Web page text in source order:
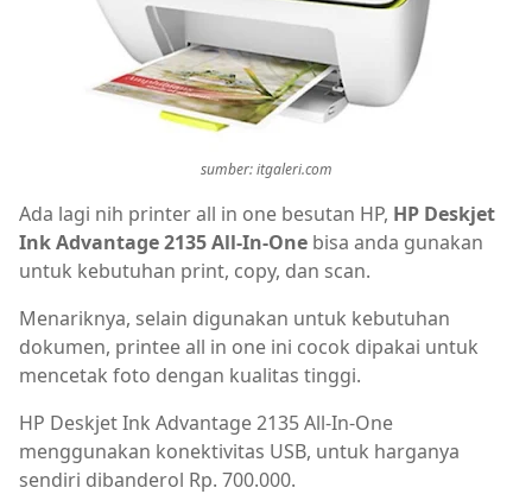
sumber: itgaleri.com
Ada lagi nih printer all in one besutan HP, HP Deskjet
Ink Advantage 2135 All-In-One bisa anda gunakan
untuk kebutuhan print, copy, dan scan.
Menariknya, selain digunakan untuk kebutuhan
dokumen, printee all in one ini cocok dipakai untuk
mencetak foto dengan kualitas tinggi.
HP Deskjet Ink Advantage 2135 All-In-One
menggunakan konektivitas USB, untuk harganya
sendiri dibanderol Rp. 700.000.